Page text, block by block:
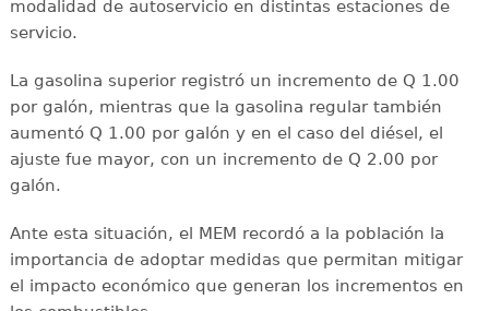
modalidad de autoservicio en distintas estaciones de
servicio.
La gasolina superior registró un incremento de Q 1.00
por galón, mientras que la gasolina regular también
aumentó Q 1.00 por galón y en el caso del diésel, el
ajuste fue mayor, con un incremento de Q 2.00 por
galón.
Ante esta situación, el MEM recordó a la población la
importancia de adoptar medidas que permitan mitigar
el impacto económico que generan los incrementos en